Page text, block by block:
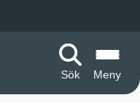
Sök Meny